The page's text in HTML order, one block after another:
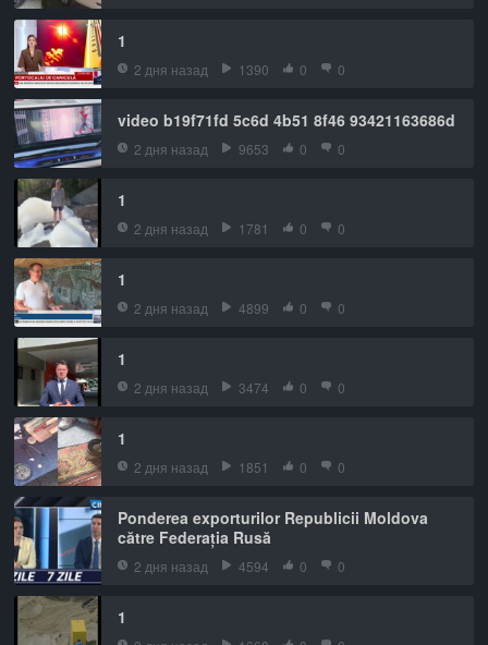
1
2 дня назад 1390 0 0
video b19f71fd 5c6d 4b51 8f46 93421163686d
2 дня назад 9653 0 0
1
2 дня назад 1781 0 0
1
2 дня назад 4899 0 0
1
2 дня назад 3474 0 0
1
2 дня назад 1851 0 0
Ponderea exporturilor Republicii Moldova
către Federația Rusă
2 дня назад 4594 0 0
1